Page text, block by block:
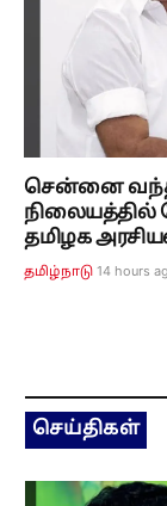
சென்னை வந்த
நிலையத்தில்
தமிழக
தமிழ்நாடு 14 hours
செய்திகள்